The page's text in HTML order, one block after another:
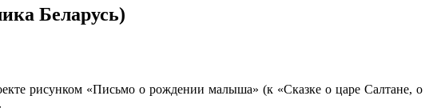
Беларусь)
рисунком «Письмо о рождении малыша» (к «Сказке о царе Салтане, о